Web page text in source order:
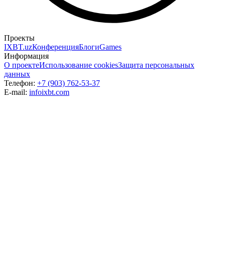
Проекты
IXBT.uzКонференцияБлогиGames
Информация
О проектеИспользование cookiesЗащита персональных
данных
Телефон: +7 (903) 762-53-37
E-mail: infoixbt.com